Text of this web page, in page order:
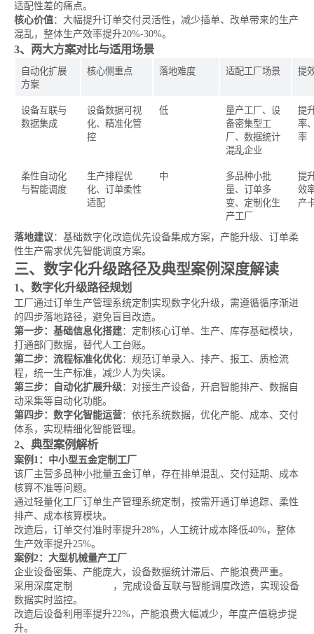
适配性差的痛点。
核心价值：大幅提升订单交付灵活性，减少插单、改单带来的生产
混乱，整体生产效率提升20%-30%。
3、两大方案对比与适用场景
自动化扩展
方案
核心侧重点 落地难度 适配工厂场景 提
设备互联与
数据集成
设备数据可视
化、精准化管
控
低
量产工厂、设
备密集型工
厂、数据统计
混乱企业
提
率
率
柔性自动化
与智能调度
生产排程优
化、订单柔性
适配
中
多品种小批
量、订单多
变、定制化生
产工厂
提
效
产
落地建议 ：基础数字化改造优先设备集成方案，产能升级、订单柔
性生产需求优先智能调度方案。
三、数字化升级路径及典型案例深度解读
1、数字化升级路径规划
工厂通过订单生产管理系统定制实现数字化升级，需遵循循序渐进
的四步落地路径，避免盲目改造。
第一步：基础信息化搭建：定制核心订单、生产、库存基础模块，
打通部门数据，替代人工台账。
第二步：流程标准化优化：规范订单录入、排产、报工、质检流
程，统一生产标准，减少人为失误。
第三步：自动化扩展升级：对接生产设备，开启智能排产、数据自
动采集等自动化功能。
第四步：数字化智能运营：依托系统数据，优化产能、成本、交付
体系，实现精细化智能管理。
2、典型案例解析
案例1：中小型五金定制工厂
该厂主营多品种小批量五金订单，存在排单混乱、交付延期、成本
核算不准等问题。
通过轻量化工厂订单生产管理系统定制，按需开通订单追踪、柔性
排产、成本核算模块。
改造后，订单交付准时率提升28%，人工统计成本降低40%，整体
生产效率提升25%。
案例2：大型机械量产工厂
企业设备密集、产能庞大，设备数据统计滞后、产能浪费严重。
采用深度定制
，完成设备互联与智能调度改造，实现设备
数据实时监控。
改造后设备利用率提升22%，产能浪费大幅减少，年度产值稳步提
升。